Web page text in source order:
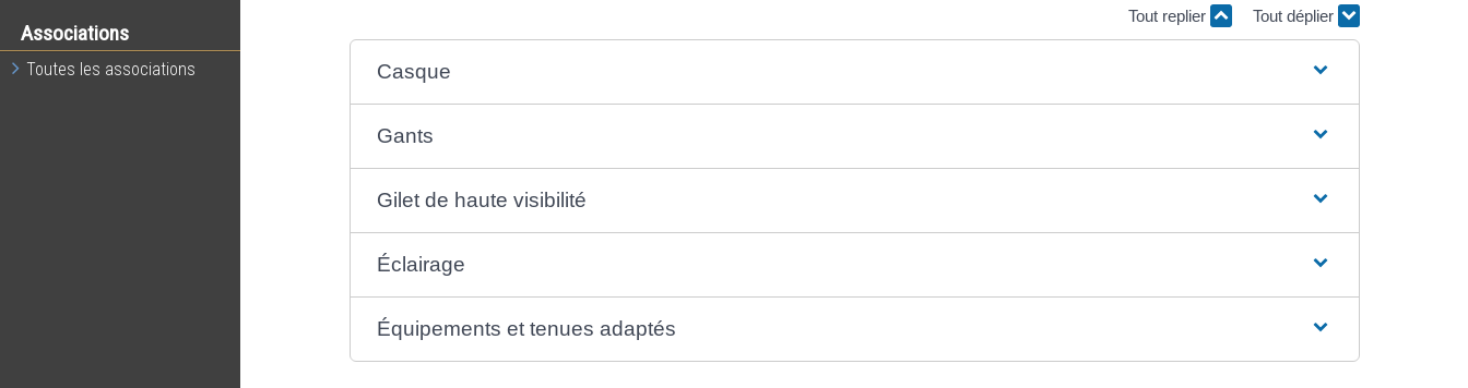
Associations
Toutes les associations
Tout replier Tout déplier
Casque
Gants
Gilet de haute visibilité
Éclairage
Équipements et tenues adaptés